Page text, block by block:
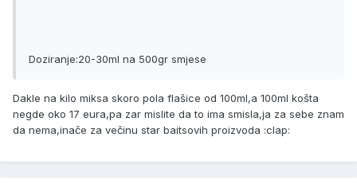
Doziranje:20-30ml na 500gr smjese
Dakle na kilo miksa skoro pola flašice od 100ml,a 100ml košta
negde oko 17 eura,pa zar mislite da to ima smisla,ja za sebe znam
da nema,inače za večinu star baitsovih proizvoda :clap: